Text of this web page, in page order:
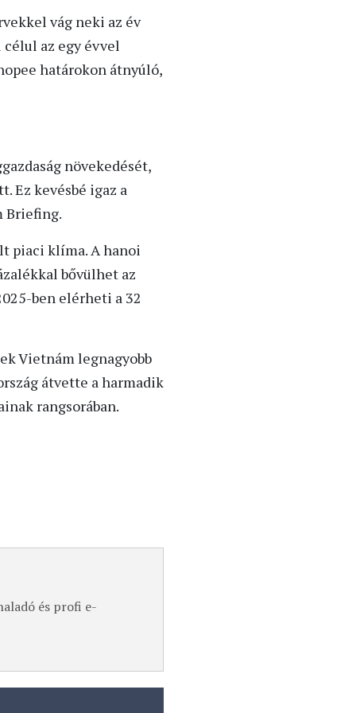
vág neki az év
az egy évvel
határokon átnyúló,
növekedését,
Ez kevésbé igaz a
Briefing.
piaci klíma. A hanoi
bővülhet az
ben elérheti a 32
Vietnám legnagyobb
átvette a harmadik
rangsorában.
és profi e-